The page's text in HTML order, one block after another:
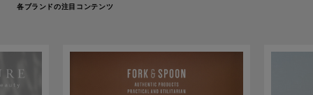
各ブランドの注目コンテンツ